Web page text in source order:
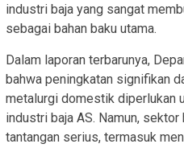
industri baja yang sangat
sebagai bahan baku utama.
Dalam laporan terbarunya,
bahwa peningkatan signifikan
metalurgi domestik diperlukan
industri baja AS. Namun,
tantangan serius, termasuk